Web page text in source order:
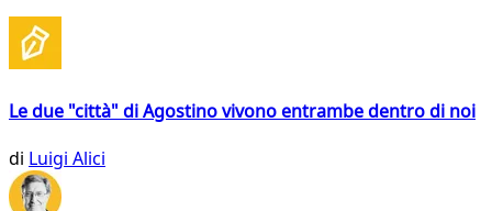
Le due "città" di Agostino vivono entrambe dentro di noi
di Luigi Alici